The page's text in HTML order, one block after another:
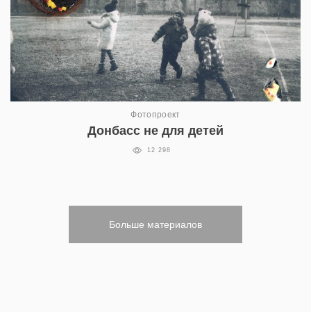
Фотопроект
Донбасс не для детей
12 298
Больше материалов